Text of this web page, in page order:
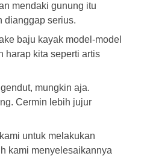
mendaki gunung itu
dianggap serius.
baju kayak model-model
harap kita seperti artis
mungkin aja.
Cermin lebih jujur
untuk melakukan
kami menyelesaikannya